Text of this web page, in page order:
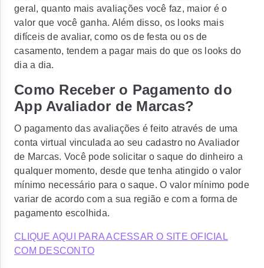
geral, quanto mais avaliações você faz, maior é o
valor que você ganha. Além disso, os looks mais
difíceis de avaliar, como os de festa ou os de
casamento, tendem a pagar mais do que os looks do
dia a dia.
Como Receber o Pagamento do
App Avaliador de Marcas?
O pagamento das avaliações é feito através de uma
conta virtual vinculada ao seu cadastro no Avaliador
de Marcas. Você pode solicitar o saque do dinheiro a
qualquer momento, desde que tenha atingido o valor
mínimo necessário para o saque. O valor mínimo pode
variar de acordo com a sua região e com a forma de
pagamento escolhida.
CLIQUE AQUI PARA ACESSAR O SITE OFICIAL
COM DESCONTO